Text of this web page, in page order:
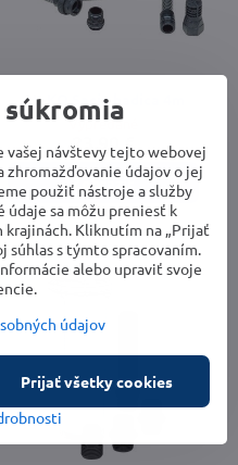
AL-KO Sacia hadica 4m
Vypredané
23,90 €
Zobraziť
vašej návštevy tejto webovej
zhromažďovanie údajov o jej
použiť nástroje a služby
sa môžu preniesť k
krajinách. Kliknutím na „Prijať
súhlas s týmto spracovaním.
alebo upraviť svoje
údajov
Prijať všetky cookies